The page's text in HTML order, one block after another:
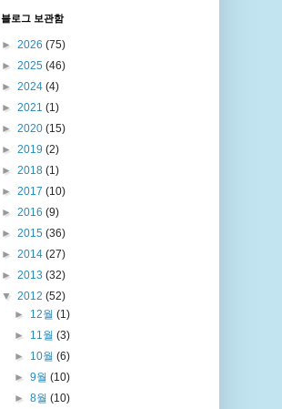
블로그 보관함
► 2026 (75)
► 2025 (46)
► 2024 (4)
► 2021 (1)
► 2020 (15)
► 2019 (2)
► 2018 (1)
► 2017 (10)
► 2016 (9)
► 2015 (36)
► 2014 (27)
► 2013 (32)
▼ 2012 (52)
► 12월 (1)
► 11월 (3)
► 10월 (6)
► 9월 (10)
► 8월 (10)